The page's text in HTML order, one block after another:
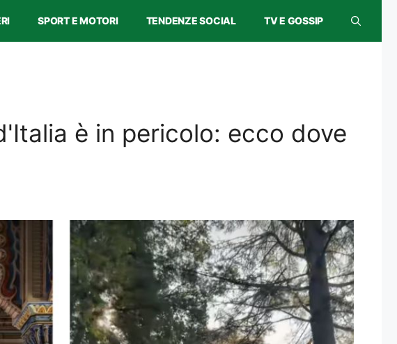
SPORT E MOTORI TENDENZE SOCIAL TV E GOSSIP
è in pericolo: ecco dove